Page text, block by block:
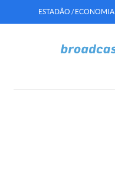
ESTADÃO / ECONOMIA